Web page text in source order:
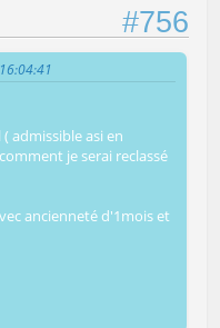
#756
admissible asi en
je serai reclassé
ancienneté d'1mois et